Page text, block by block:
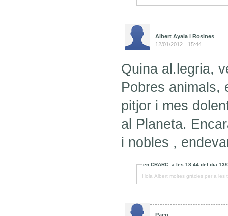
Albert Ayala i Rosines
12/01/2012
15:44
Quina al.legria,
Pobres animals,
pitjor i mes
al Planeta.
i nobles ,
enCRARC a les18:44 del dia13/
Hola Albert moltes gràcies per a